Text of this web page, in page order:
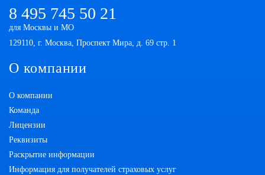
8 495 745 50 21
для Москвы и МО
129110, г. Москва, Проспект Мира, д. 69 стр. 1
О компании
О компании
Команда
Лицензии
Реквизиты
Раскрытие информации
Информация для получателей страховых услуг